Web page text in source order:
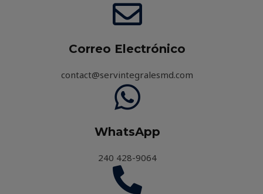
Correo Electrónico
contact@servintegralesmd.com
WhatsApp
240 428-9064